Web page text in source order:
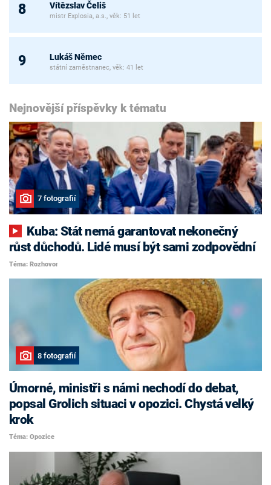
8 Vítězslav Čeliš
mistr Explosia, a.s., věk: 51 let
9 Lukáš Němec
státní zaměstnanec, věk: 41 let
Nejnovější příspěvky k tématu
7 fotografií
růst důchodů. Lidé musí být sami zodpovědní
Téma: Rozhovor
8 fotografií
Úmorné, ministři s námi nechodí do debat,
popsal Grolich situaci v opozici. Chystá velký
krok
Téma: Opozice